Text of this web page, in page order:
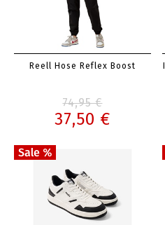
Reell Hose Reflex Boost
74,95 €
37,50 €